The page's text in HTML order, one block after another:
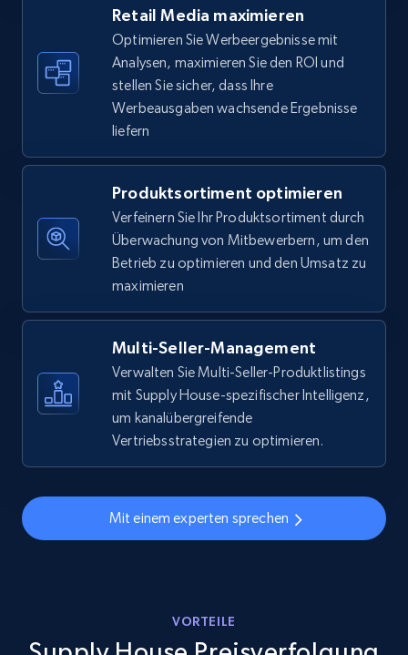
URL, Final price, Sku, Currency, Gtin,
Specifications, Image urls, Top reviews, and
more.
876+ Jetzt anfangen
Walmart - products - Collects products by
specific keywords
URL, Final price, Sku, Currency, Gtin,
Specifications, Image urls, Top reviews, and
876+ Jetzt anfangen
Walmart - products - Discover products by
Retail Media maximieren
Optimieren Sie Werbeergebnisse mit
Analysen, maximieren Sie den ROI und
stellen Sie sicher, dass Ihre
Werbeausgaben wachsende Ergebnisse
liefern
Produktsortiment optimieren
Verfeinern Sie Ihr Produktsortiment durch
Überwachung von Mitbewerbern, um den
Betrieb zu optimieren und den Umsatz zu
maximieren
Multi-Seller-Management
Verwalten Sie Multi-Seller-Produktlistings
mit Supply House-spezifischer Intelligenz,
um kanalübergreifende
Vertriebsstrategien zu optimieren.
Mit einem experten sprechen
VORTEILE